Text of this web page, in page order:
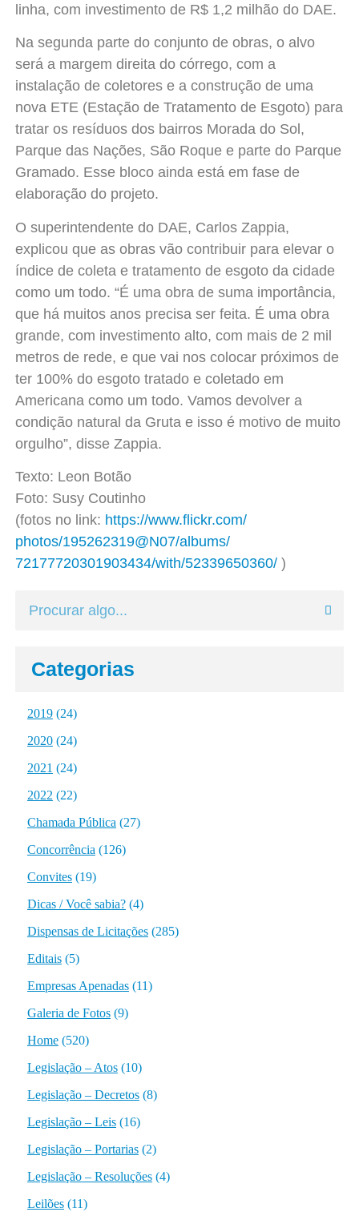
linha, com investimento de R$ 1,2 milhão do DAE.
Na segunda parte do conjunto de obras, o alvo
será a margem direita do córrego, com a
instalação de coletores e a construção de uma
nova ETE (Estação de Tratamento de Esgoto) para
tratar os resíduos dos bairros Morada do Sol,
Parque das Nações, São Roque e parte do Parque
Gramado. Esse bloco ainda está em fase de
elaboração do projeto.
O superintendente do DAE, Carlos Zappia,
explicou que as obras vão contribuir para elevar o
índice de coleta e tratamento de esgoto da cidade
como um todo. “É uma obra de suma importância,
que há muitos anos precisa ser feita. É uma obra
grande, com investimento alto, com mais de 2 mil
metros de rede, e que vai nos colocar próximos de
ter 100% do esgoto tratado e coletado em
Americana como um todo. Vamos devolver a
condição natural da Gruta e isso é motivo de muito
orgulho”, disse Zappia.
Texto: Leon Botão
Foto: Susy Coutinho
(fotos no link: https://www.flickr.com/
photos/195262319@N07/albums/
72177720301903434/with/52339650360/)
Categorias
2019(24)
2020(24)
2021 (24)
2022 (22)
Chamada Pública (27)
Concorrência (126)
Convites(19)
Dicas / Você sabia?(4)
Dispensas de Licitações(285)
Editais(5)
Empresas Apenadas(11)
Galeria de Fotos(9)
Home(520)
Legislação – Atos(10)
Legislação – Decretos(8)
Legislação – Leis(16)
Legislação – Portarias(2)
Legislação – Resoluções(4)
Leilões(11)